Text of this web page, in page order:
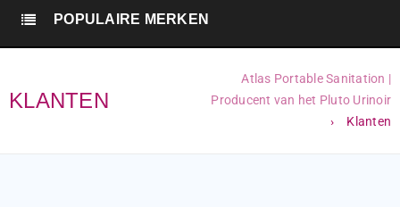
POPULAIRE MERKEN
KLANTEN
Atlas Portable Sanitation |
Producent van het Pluto Urinoir
›
Klanten